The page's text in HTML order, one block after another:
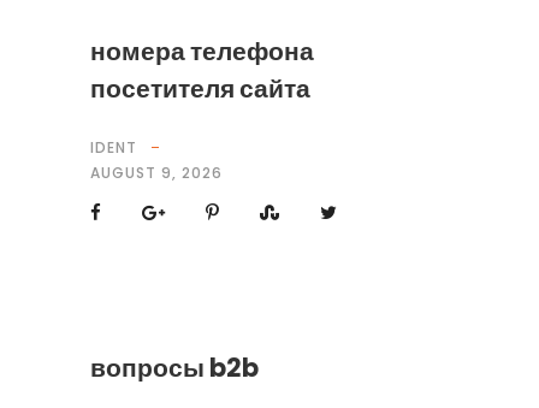
номера телефона
посетителя сайта
IDENT
AUGUST 9, 2026
вопросы b2b